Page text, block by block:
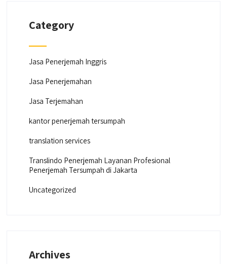
Category
Jasa Penerjemah Inggris
Jasa Penerjemahan
Jasa Terjemahan
kantor penerjemah tersumpah
translation services
Translindo Penerjemah Layanan Profesional
Penerjemah Tersumpah di Jakarta
Uncategorized
Archives